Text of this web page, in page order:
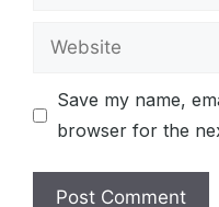
Website
Save my name,
browser for the